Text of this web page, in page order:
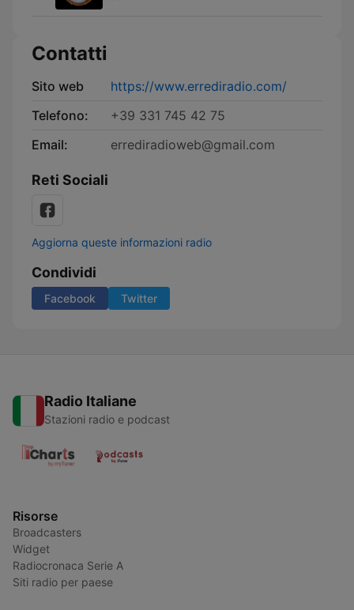
Contatti
Sito web
https://www.errediradio.com/
Telefono:
+39 331 745 42 75
Email:
errediradioweb@gmail.com
Reti Sociali
Aggiorna queste informazioni radio
Condividi
Facebook Twitter
Radio Italiane
Stazioni radio e podcast
Risorse
Broadcasters
Widget
Radiocronaca Serie A
Siti radio per paese